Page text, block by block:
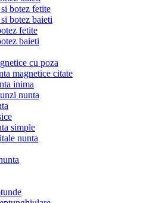
botez fetite
botez baieti
fetite
baieti
cu poza
magnetice citate
inima
nunta
simple
nunta